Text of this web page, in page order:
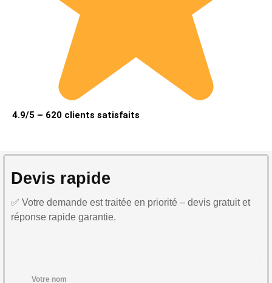
4.9/5 – 620 clients satisfaits
Devis rapide
✅ Votre demande est traitée en priorité – devis gratuit et
réponse rapide garantie.
Votre nom